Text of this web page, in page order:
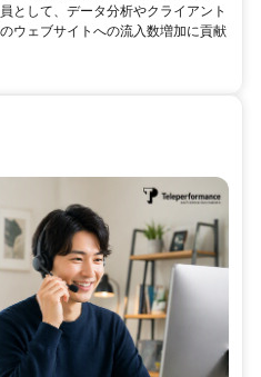
として、データ分析やクライアント
ウェブサイトへの流入数増加に貢献